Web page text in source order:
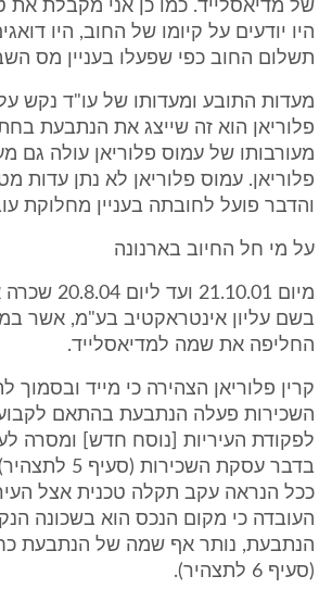
של מדיאסלייד. כמו כן אני מקבלת
היו יודעים על קיומו של החוב, היו
תשלום החוב כפי שפעלו בעניין מס
מעדות התובע ומעדותו של עו"ד נקש
פלוריאן הוא זה שייצג את הנתבעת
מעורבותו של עמוס פלוריאן עולה גם
פלוריאן. עמוס פלוריאן לא נתן עדות
והדבר פועל לחובתה בעניין מחלוקת
על מי חל החיוב בארנונה
מיום 21.10.01
בשם עליון אינטראקטיב בע"מ, אשר
החליפה את שמה למדיאסלייד.
קרין פלוריאן הצהירה כי מייד
לפקודת העיריות [נוסח חדש] ומסרה
בדבר עסקת
ככל הנראה עקב תקלה טכנית אצל
העובדה כי מקום הנכס הוא בשכונה
הנתבעת, נותר אף שמה של הנתבעת
(סעיף 6 לתצהיר).